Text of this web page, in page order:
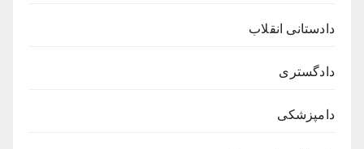
دادستانی انقلاب
دادگستری
دامپزشکی